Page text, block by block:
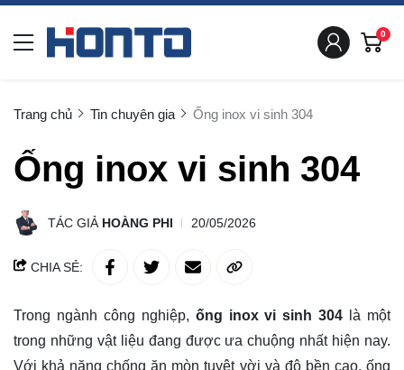
0
Trang chủ Tin chuyên gia Ống inox vi sinh 304
Ống inox vi sinh 304
TÁC GIẢ HOÀNG PHI 20/05/2026
CHIA SẺ:
Trong ngành công nghiệp, ống inox vi sinh 304
là một
trong những vật liệu đang được ưa chuộng nhất hiện nay.
Với khả năng chống ăn mòn tuyệt vời và độ bền cao, ống